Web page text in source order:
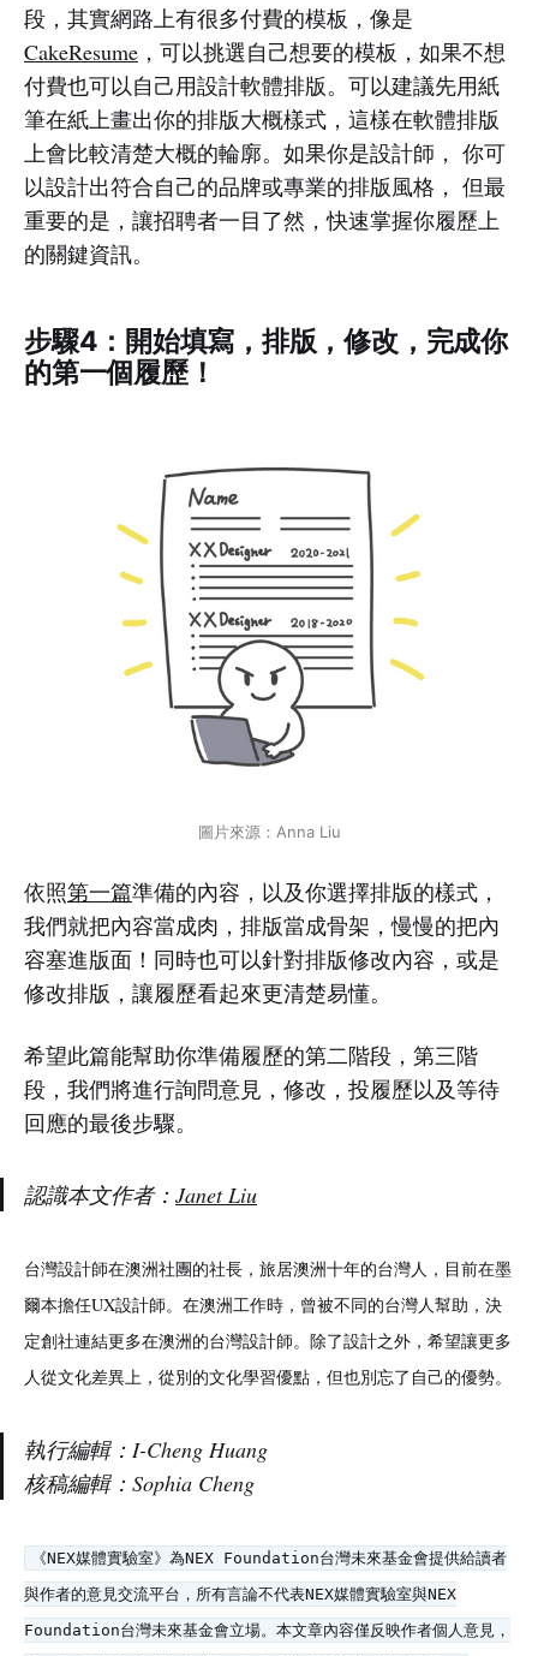
段，其實網路上有很多付費的模板，像是
CakeResume ，可以挑選自己想要的模板，如果不想
付費也可以自己用設計軟體排版。可以建議先用紙
筆在紙上畫出你的排版大概樣式，這樣在軟體排版
上會比較清楚大概的輪廓。如果你是設計師， 你可
以設計出符合自己的品牌或專業的排版風格， 但最
重要的是，讓招聘者一目了然，快速掌握你履歷上
的關鍵資訊。
步驟4：開始填寫，排版，修改，完成你
的第一個履歷！
圖片來源：Anna Liu
依照第一篇準備的內容，以及你選擇排版的樣式，
我們就把內容當成肉，排版當成骨架，慢慢的把內
容塞進版面！同時也可以針對排版修改內容，或是
修改排版，讓履歷看起來更清楚易懂。
希望此篇能幫助你準備履歷的第二階段，第三階
段，我們將進行詢問意見，修改，投履歷以及等待
回應的最後步驟。
認識本文作者： Janet Liu
台灣設計師在澳洲社團的社長，旅居澳洲十年的台灣人，目前在墨
爾本擔任UX設計師。在澳洲工作時，曾被不同的台灣人幫助，決
定創社連結更多在澳洲的台灣設計師。除了設計之外，希望讓更多
人從文化差異上，從別的文化學習優點，但也別忘了自己的優勢。
執行編輯： I-Cheng Huang
核稿編輯：Sophia Cheng
《NEX媒體實驗室》為NEX Foundation台灣未來基金會提供給讀者
與作者的意見交流平台，所有言論不代表NEX媒體實驗室與NEX
Foundation台灣未來基金會立場。本文章內容僅反映作者個人意見，